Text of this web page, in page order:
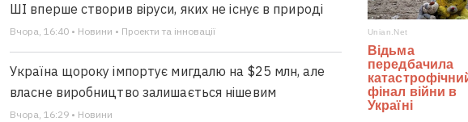
ШІ вперше створив віруси, яких не існує в природі
Вчора, 16:40 • Новини • Проекти та інновації
Україна щороку імпортує мигдалю на $25 млн, але
власне виробництво залишається нішевим
Вчора, 16:29 • Новини